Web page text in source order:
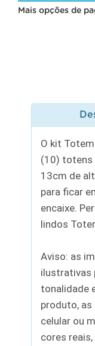
Mais opções de
O kit
(10) totens
13cm de
para ficar
encaixe.
lindos
Aviso: as
ilustrativas
tonalidade
produto,
celular ou
cores